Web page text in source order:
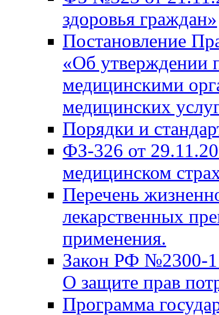
здоровья граждан»
Постановление
«Об утверждении
медицинскими
медицинских
Порядки и
ФЗ-326 от
медицинском
Перечень
лекарственных
применения.
Закон РФ №2300-1
О защите прав
Программа